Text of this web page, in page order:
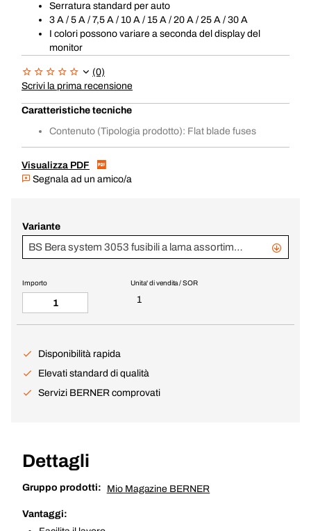
Serratura standard per auto
3 A / 5 A / 7,5 A / 10 A / 15 A / 20 A / 25 A / 30 A
I colori possono variare a seconda del display del
monitor
(0)
Scrivi la prima recensione
Caratteristiche tecniche
Contenuto (Tipologia prodotto): Flat blade fuses
Visualizza PDF
Segnala ad un amico/a
Variante
BS Bera system 3053 fusibili a lama assortimento
Unita' di vendita / SOR
1
Importo
Disponibilità rapida
Elevati standard di qualità
Servizi BERNER comprovati
Dettagli
Gruppo prodotti: Mio Magazine BERNER
Vantaggi: